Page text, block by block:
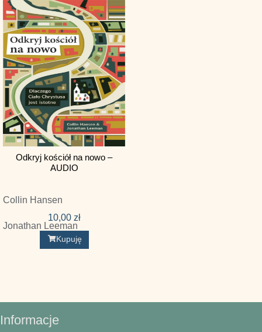
David Helm
David Mathis
Doug Salser
George Smeaton
Gordon L. Addington
Greg Gilbert
Harrison L. Hays
Hendrik Schipper
J. Mack Stiles
Jaquelle Crowe
Jeremie Rinne
John Charles Ryle
John G. Reisinger
John Onwuchekwa
Odkryj kościół na nowo –
AUDIO
Collin Hansen
Jonathan Leeman
10,00 zł
Kupuję
Informacje